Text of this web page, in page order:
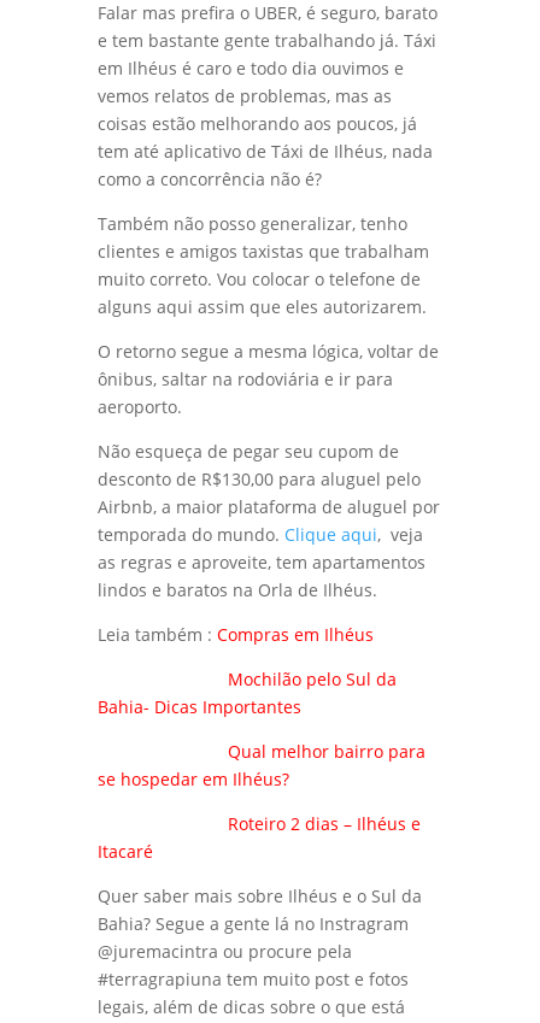
Falar mas prefira o UBER, é seguro, barato
e tem bastante gente trabalhando já. Táxi
em Ilhéus é caro e todo dia ouvimos e
vemos relatos de problemas, mas as
coisas estão melhorando aos poucos, já
tem até aplicativo de Táxi de Ilhéus, nada
como a concorrência não é?
Também não posso generalizar, tenho
clientes e amigos taxistas que trabalham
muito correto. Vou colocar o telefone de
alguns aqui assim que eles autorizarem.
O retorno segue a mesma lógica, voltar de
ônibus, saltar na rodoviária e ir para
aeroporto.
Não esqueça de pegar seu cupom de
desconto de R$130,00 para aluguel pelo
Airbnb, a maior plataforma de aluguel por
temporada do mundo. Clique aqui, veja
as regras e aproveite, tem apartamentos
lindos e baratos na Orla de Ilhéus.
Leia também : Compras em Ilhéus
Mochilão pelo Sul da
Bahia- Dicas Importantes
Qual melhor bairro para
se hospedar em Ilhéus?
Roteiro 2 dias – Ilhéus e
Itacaré
Quer saber mais sobre Ilhéus e o Sul da
Bahia? Segue a gente lá no Instragram
@juremacintra ou procure pela
#terragrapiuna tem muito post e fotos
legais, além de dicas sobre o que está